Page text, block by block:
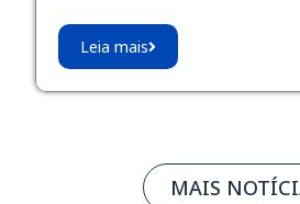
Leia mais
MAIS